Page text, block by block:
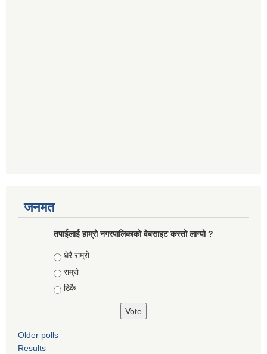
जनमत
तपाईलाई हाम्रो नगरपालिकाको वेबसाइट कस्तो लाग्यो ?
Choices
धेरै राम्रो
राम्रो
ठिकै
Older polls
Results